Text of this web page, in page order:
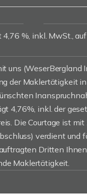
%, inkl. MwSt.,
uns
der Maklertätigkeit
4,76%, inkl. der
Die Courtage ist
verdient und
Dritten
Maklertätigkeit.